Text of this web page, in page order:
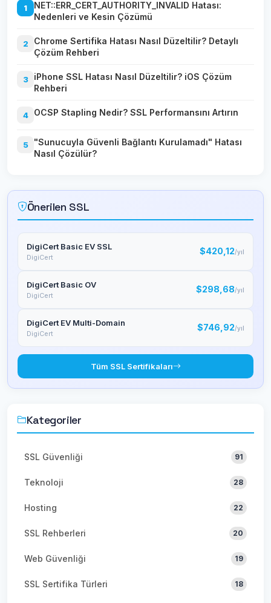
1
NET::ERR_CERT_AUTHORITY_INVALID Hatası:
Nedenleri ve Kesin Çözümü
2
Chrome Sertifika Hatası Nasıl Düzeltilir? Detaylı
Çözüm Rehberi
3
iPhone SSL Hatası Nasıl Düzeltilir? iOS Çözüm
Rehberi
4 OCSP Stapling Nedir? SSL Performansını Artırın
5
"Sunucuyla Güvenli Bağlantı Kurulamadı" Hatası
Nasıl Çözülür?
Önerilen SSL
DigiCert Basic EV SSL
DigiCert
$420,12/yıl
DigiCert Basic OV
DigiCert
$298,68/yıl
DigiCert EV Multi-Domain
DigiCert
$746,92/yıl
Tüm SSL Sertifikaları
Kategoriler
SSL Güvenliği 91
Teknoloji 28
Hosting 22
SSL Rehberleri 20
Web Güvenliği 19
SSL Sertifika Türleri 18